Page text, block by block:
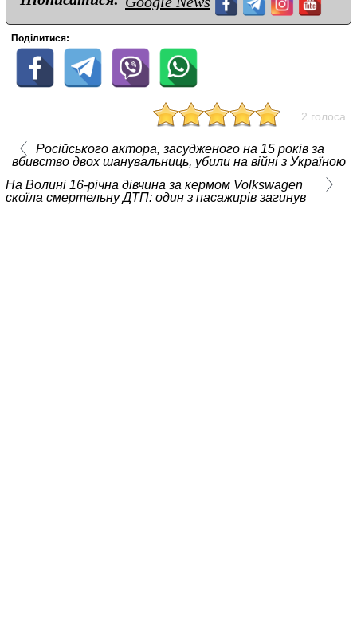
Поділитися:
2 голоса
Російського актора, засудженого на 15 років за
вбивство двох шанувальниць, убили на війні з Україною
На Волині 16-річна дівчина за кермом Volkswagen
скоїла смертельну ДТП: один з пасажирів загинув